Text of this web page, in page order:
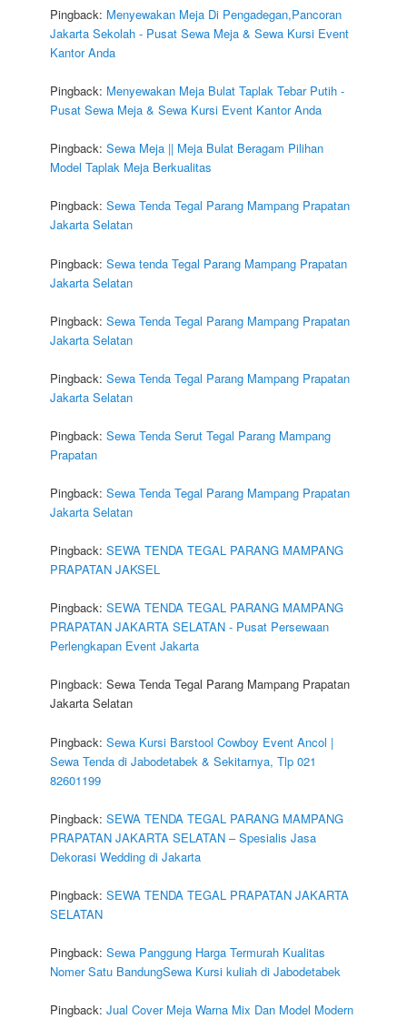
Pingback: Menyewakan Meja Di Pengadegan,Pancoran
Jakarta Sekolah - Pusat Sewa Meja & Sewa Kursi Event
Kantor Anda
Pingback: Menyewakan Meja Bulat Taplak Tebar Putih -
Pusat Sewa Meja & Sewa Kursi Event Kantor Anda
Pingback:Sewa Meja || Meja Bulat Beragam Pilihan
Model Taplak Meja Berkualitas
Pingback:Sewa Tenda Tegal Parang Mampang Prapatan
Jakarta Selatan
Pingback:Sewa tenda Tegal Parang Mampang Prapatan
Jakarta Selatan
Pingback:Sewa Tenda Tegal Parang Mampang Prapatan
Jakarta Selatan
Pingback:Sewa Tenda Tegal Parang Mampang Prapatan
Jakarta Selatan
Pingback:Sewa Tenda Serut Tegal Parang Mampang
Prapatan
Pingback:Sewa Tenda Tegal Parang Mampang Prapatan
Jakarta Selatan
Pingback:SEWA TENDA TEGAL PARANG MAMPANG
PRAPATAN JAKSEL
Pingback:SEWA TENDA TEGAL PARANG MAMPANG
PRAPATAN JAKARTA SELATAN - Pusat Persewaan
Perlengkapan Event Jakarta
Pingback: Sewa Tenda Tegal Parang Mampang Prapatan
Jakarta Selatan
Pingback:Sewa Kursi Barstool Cowboy Event Ancol |
Sewa Tenda di Jabodetabek & Sekitarnya, Tlp 021
82601199
Pingback:SEWA TENDA TEGAL PARANG MAMPANG
PRAPATAN JAKARTA SELATAN – Spesialis Jasa
Dekorasi Wedding di Jakarta
Pingback:SEWA TENDA TEGAL PRAPATAN JAKARTA
SELATAN
Pingback:Sewa Panggung Harga Termurah Kualitas
Nomer Satu BandungSewa Kursi kuliah di Jabodetabek
Pingback:Jual Cover Meja Warna Mix Dan Model Modern